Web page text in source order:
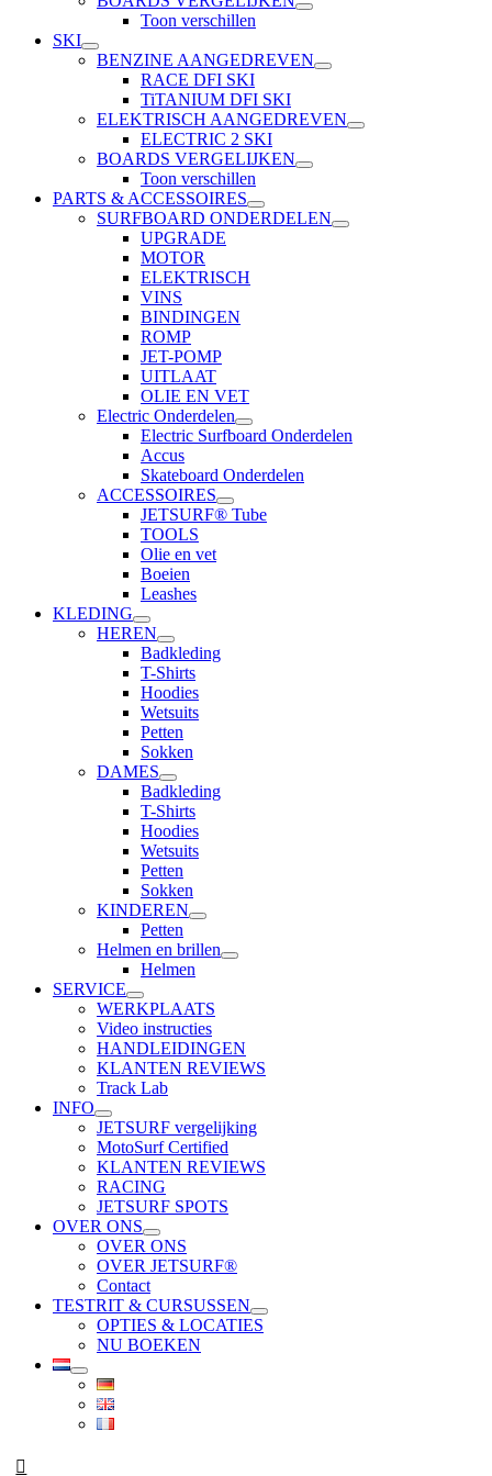
Toon verschillen
SKI
BENZINE AANGEDREVEN
RACE DFI SKI
TiTANIUM DFI SKI
ELEKTRISCH AANGEDREVEN
ELECTRIC 2 SKI
BOARDS VERGELIJKEN
Toon verschillen
PARTS & ACCESSOIRES
SURFBOARD ONDERDELEN
UPGRADE
MOTOR
ELEKTRISCH
VINS
BINDINGEN
ROMP
JET-POMP
UITLAAT
OLIE EN VET
Electric Onderdelen
Electric Surfboard Onderdelen
Accus
Skateboard Onderdelen
ACCESSOIRES
JETSURF® Tube
TOOLS
Olie en vet
Boeien
Leashes
KLEDING
HEREN
Badkleding
T-Shirts
Hoodies
Wetsuits
Petten
Sokken
DAMES
Badkleding
T-Shirts
Hoodies
Wetsuits
Petten
Sokken
KINDEREN
Petten
Helmen en brillen
Helmen
SERVICE
WERKPLAATS
Video instructies
HANDLEIDINGEN
KLANTEN REVIEWS
Track Lab
INFO
JETSURF vergelijking
MotoSurf Certified
KLANTEN REVIEWS
RACING
JETSURF SPOTS
OVER ONS
OVER ONS
OVER JETSURF®
Contact
TESTRIT & CURSUSSEN
OPTIES & LOCATIES
NU BOEKEN